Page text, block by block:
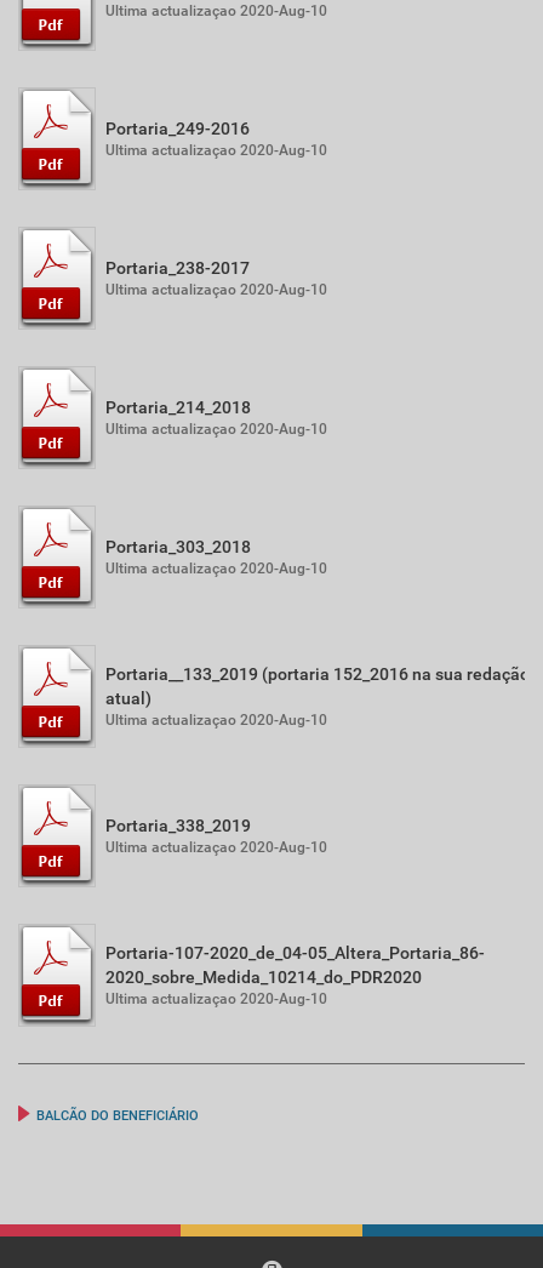
Ultima actualizaçao 2020-Aug-10
Portaria_249-2016
Ultima actualizaçao 2020-Aug-10
Portaria_238-2017
Ultima actualizaçao 2020-Aug-10
Portaria_214_2018
Ultima actualizaçao 2020-Aug-10
Portaria_303_2018
Ultima actualizaçao 2020-Aug-10
Portaria__133_2019 (portaria 152_2016 na sua redação
atual)
Ultima actualizaçao 2020-Aug-10
Portaria_338_2019
Ultima actualizaçao 2020-Aug-10
Portaria-107-2020_de_04-05_Altera_Portaria_86-
2020_sobre_Medida_10214_do_PDR2020
Ultima actualizaçao 2020-Aug-10
BALCÃO DO BENEFICIÁRIO